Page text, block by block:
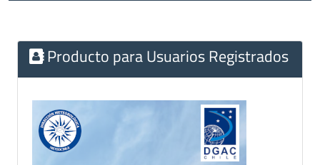
Producto para Usuarios Registrados